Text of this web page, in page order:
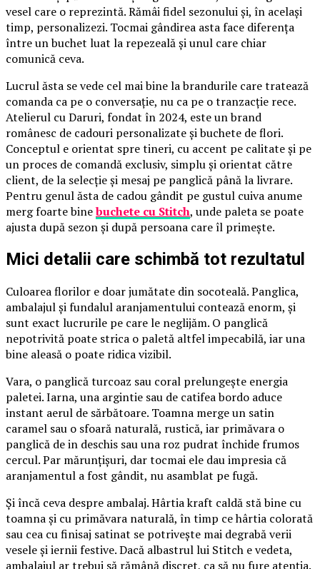
vesel care o reprezintă. Rămâi fidel sezonului și, în același
timp, personalizezi. Tocmai gândirea asta face diferența
între un buchet luat la repezeală și unul care chiar
comunică ceva.
Lucrul ăsta se vede cel mai bine la brandurile care tratează
comanda ca pe o conversație, nu ca pe o tranzacție rece.
Atelierul cu Daruri, fondat în 2024, este un brand
românesc de cadouri personalizate și buchete de flori.
Conceptul e orientat spre tineri, cu accent pe calitate și pe
un proces de comandă exclusiv, simplu și orientat către
client, de la selecție și mesaj pe panglică până la livrare.
Pentru genul ăsta de cadou gândit pe gustul cuiva anume
merg foarte binebuchete cu Stitch, unde paleta se poate
ajusta după sezon și după persoana care îl primește.
Mici detalii care schimbă tot rezultatul
Culoarea florilor e doar jumătate din socoteală. Panglica,
ambalajul și fundalul aranjamentului contează enorm, și
sunt exact lucrurile pe care le neglijăm. O panglică
nepotrivită poate strica o paletă altfel impecabilă, iar una
bine aleasă o poate ridica vizibil.
Vara, o panglică turcoaz sau coral prelungește energia
paletei. Iarna, una argintie sau de catifea bordo aduce
instant aerul de sărbătoare. Toamna merge un satin
caramel sau o sfoară naturală, rustică, iar primăvara o
panglică de in deschis sau una roz pudrat închide frumos
cercul. Par mărunțișuri, dar tocmai ele dau impresia că
aranjamentul a fost gândit, nu asamblat pe fugă.
Și încă ceva despre ambalaj. Hârtia kraft caldă stă bine cu
toamna și cu primăvara naturală, în timp ce hârtia colorată
sau cea cu finisaj satinat se potrivește mai degrabă verii
vesele și iernii festive. Dacă albastrul lui Stitch e vedeta,
ambalajul ar trebui să rămână discret, ca să nu fure atenția.